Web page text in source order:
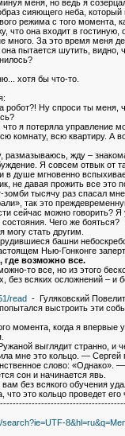
меня, но ведь я
сияющего неба,
режима с того момента,
что она входит в гостиную,
много. За это время меня
пытается шутить,
хотя бы что-то.
робот?! Ну спроси ты меня,
я потеряла управление
комнату, всю квартиру. А
размазываюсь, жду –
Я совсем отвык от
душе мгновенно
не давая прожить все
зомби тысячу раз спасал
так это
сейчас можно говорить?
Чего же бояться?
могу стать другим.
башни
Нью-Гонконге
где возможно все.
то все, но из этого
без всяких осложнений – и
read - Гуляковский
выстроить эти
момента, когда я впервые
выглядит странно, и
мне это кольцо. — Сергей
слово: «Однако».
сон и начинается явь.
без всякого обучения
что это кольцо проведет
search?ie=UTF-